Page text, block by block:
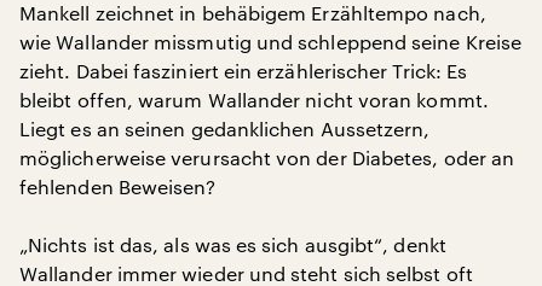
Mankell zeichnet in behäbigem Erzähltempo nach,
wie Wallander missmutig und schleppend seine Kreise
zieht. Dabei fasziniert ein erzählerischer Trick: Es
bleibt offen, warum Wallander nicht voran kommt.
Liegt es an seinen gedanklichen Aussetzern,
möglicherweise verursacht von der Diabetes, oder an
fehlenden Beweisen?
„Nichts ist das, als was es sich ausgibt“, denkt
Wallander immer wieder und steht sich selbst oft